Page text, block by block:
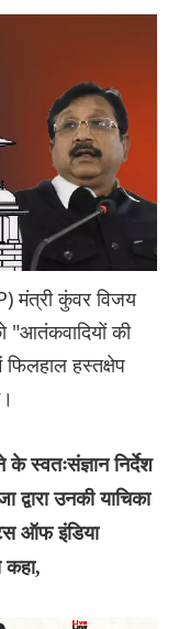
मंत्री कुंवर विजय
"आतंकवादियों की
फिलहाल हस्तक्षेप
के स्वतःसंज्ञान निर्देश
उनकी याचिका
ऑफ इंडिया